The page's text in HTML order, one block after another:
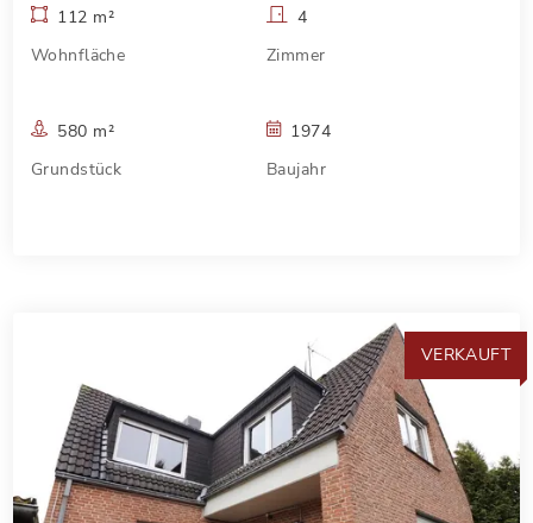
112 m²
Wohnfläche
4
Zimmer
580 m²
Grundstück
1974
Baujahr
VERKAUFT